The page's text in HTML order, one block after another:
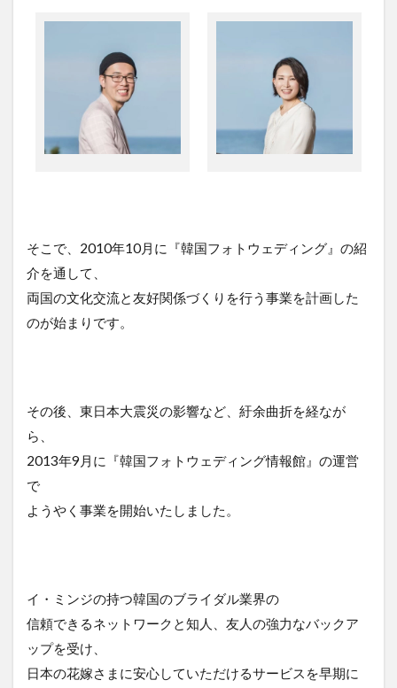
そこで、2010年10月に『韓国フォトウェディング』の紹
介を通して、
両国の文化交流と友好関係づくりを行う事業を計画した
のが始まりです。
その後、東日本大震災の影響など、紆余曲折を経なが
ら、
2013年9月に『韓国フォトウェディング情報館』の運営
で
ようやく事業を開始いたしました。
イ・ミンジの持つ韓国のブライダル業界の
信頼できるネットワークと知人、友人の強力なバックア
ップを受け、
日本の花嫁さまに安心していただけるサービスを早期に